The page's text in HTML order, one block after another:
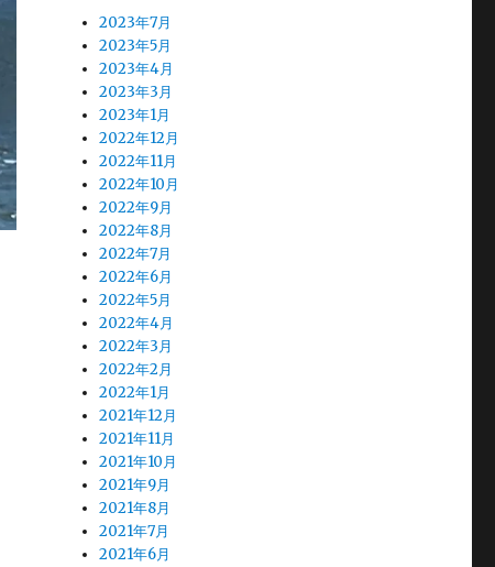
2023年7月
2023年5月
2023年4月
2023年3月
2023年1月
2022年12月
2022年11月
2022年10月
2022年9月
2022年8月
2022年7月
2022年6月
2022年5月
2022年4月
2022年3月
2022年2月
2022年1月
2021年12月
2021年11月
2021年10月
2021年9月
2021年8月
2021年7月
2021年6月